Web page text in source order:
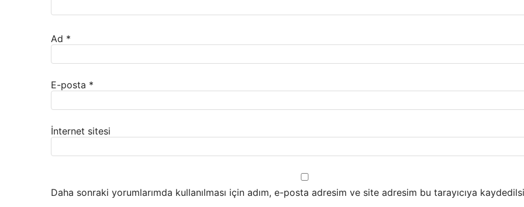
Ad *
E-posta *
İnternet sitesi
Daha sonraki yorumlarımda kullanılması için adım, e-posta adresim ve site adresim bu tarayıcıya